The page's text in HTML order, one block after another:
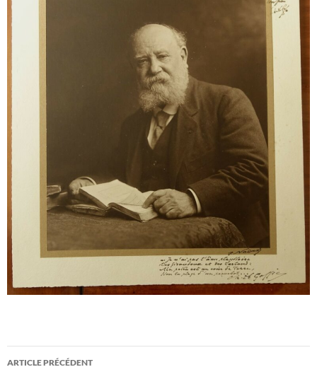
Navigation
ARTICLE PRÉCÉDENT